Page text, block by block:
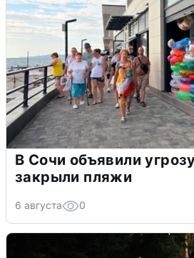
В Сочи объявили
закрыли пляжи
6 августа 0